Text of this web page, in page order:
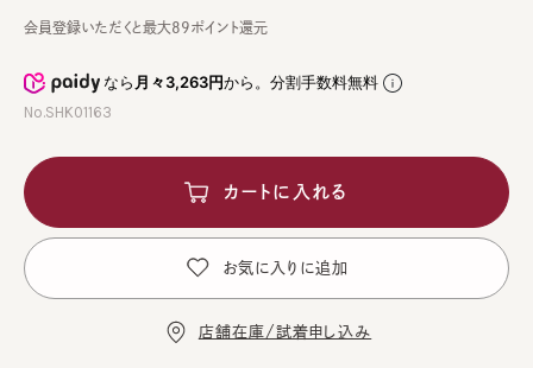
なら月々3,263円から。分割手数料無料
No.SHK01163
会員登録いただくと最大89ポイント還元
カートに入れる
お気に入りに追加
店舗在庫/試着申し込み